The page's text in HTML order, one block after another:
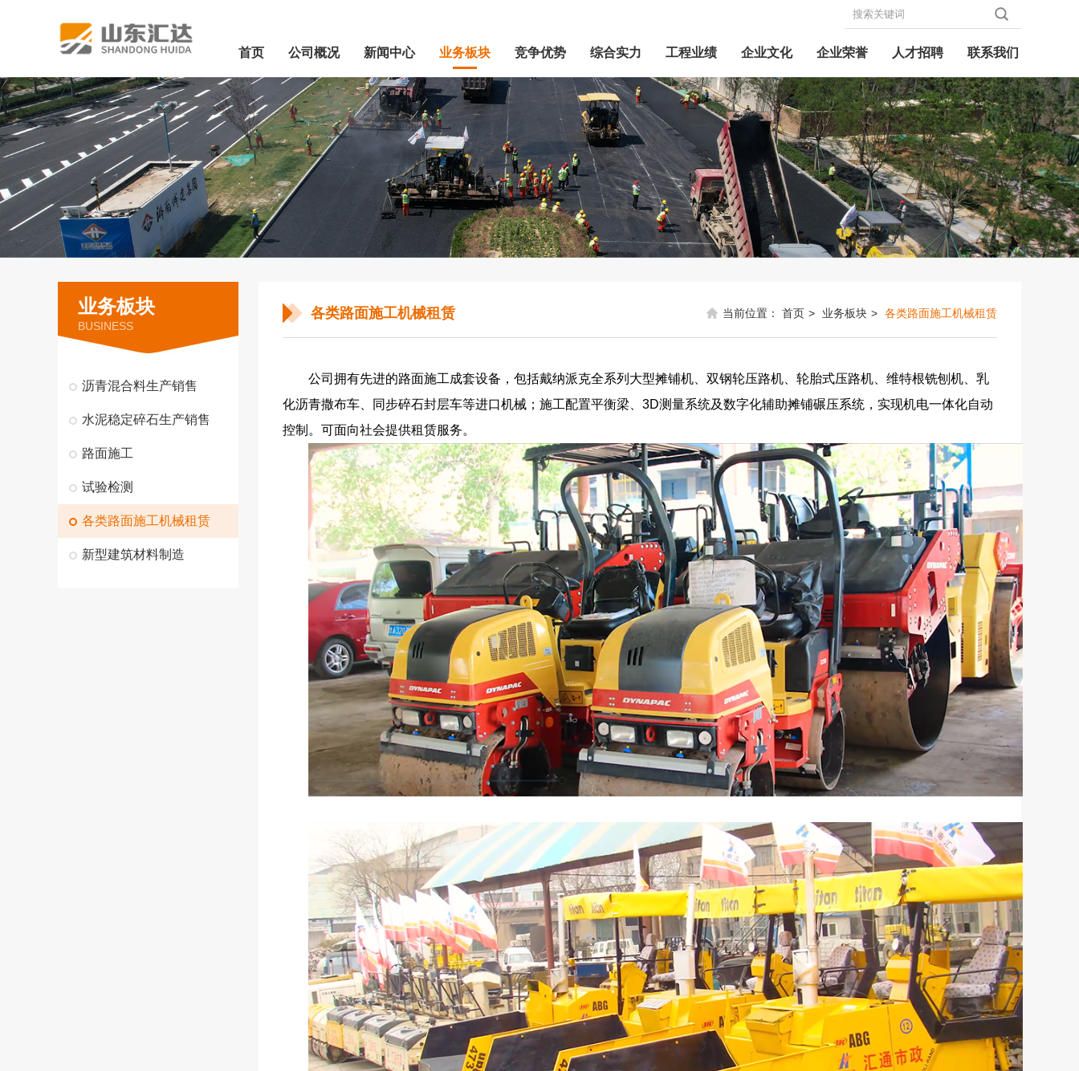
首页 公司概况 新闻中心 业务板块 竞争优势 综合实力 工程业绩 企业文化 企业荣誉 人才招聘 联系我们
业务板块
BUSINESS
沥青混合料生产销售
水泥稳定碎石生产销售
路面施工
试验检测
各类路面施工机械租赁
新型建筑材料制造
各类路面施工机械租赁 当前位置： 首页 > 业务板块 > 各类路面施工机械租赁
公司拥有先进的路面施工成套设备，包括戴纳派克全系列大型摊铺机、双钢轮压路机、轮胎式压路机、维特根铣刨机、乳
化沥青撒布车、同步碎石封层车等进口机械；施工配置平衡梁、3D测量系统及数字化辅助摊铺碾压系统，实现机电一体化自动
控制。可面向社会提供租赁服务。